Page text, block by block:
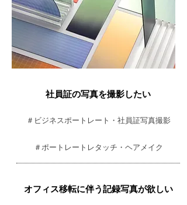
社員証の写真を撮影したい
＃ビジネスポートレート・社員証写真撮影
＃ポートレートレタッチ・ヘアメイク
​オフィス移転に伴う記録写真が欲しい